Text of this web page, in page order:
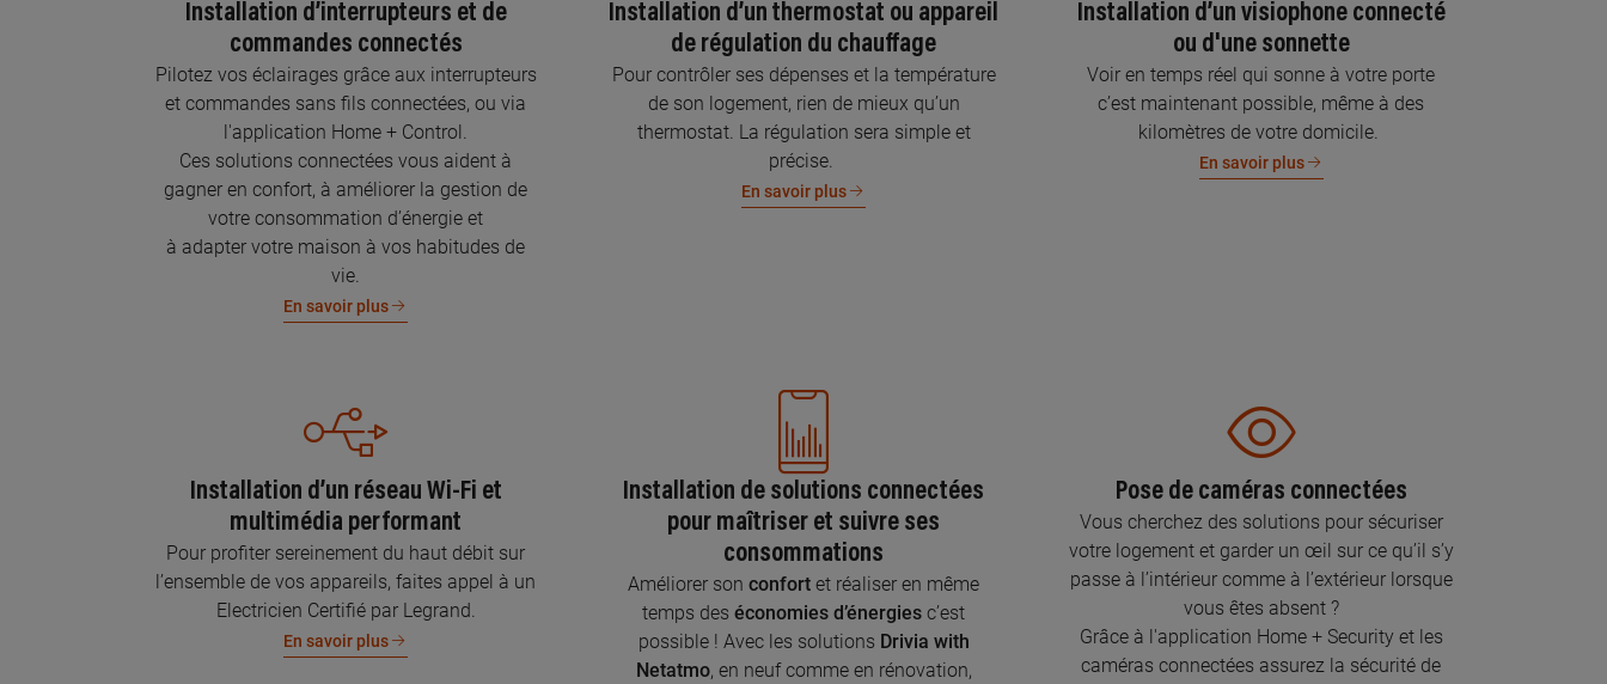
Installation d’interrupteurs et de
commandes connectés
Pilotez vos éclairages grâce aux interrupteurs
et commandes sans fils connectées, ou via
l'application Home + Control.
Ces solutions connectées vous aident à
gagner en confort, à améliorer la gestion de
votre consommation d’énergie et
à adapter votre maison à vos habitudes de
vie.
En savoir plus
Installation d’un thermostat ou appareil
de régulation du chauffage
Pour contrôler ses dépenses et la température
de son logement, rien de mieux qu’un
thermostat. La régulation sera simple et
précise.
En savoir plus
Installation d’un visiophone connecté
ou d'une sonnette
Voir en temps réel qui sonne à votre porte
c’est maintenant possible, même à des
kilomètres de votre domicile.
En savoir plus
Installation d’un réseau Wi-Fi et
multimédia performant
Pour profiter sereinement du haut débit sur
l’ensemble de vos appareils, faites appel à un
Electricien Certifié par Legrand.
En savoir plus
Installation de solutions connectées
pour maîtriser et suivre ses
consommations
Améliorer son confort et réaliser en même
temps des économies d’énergies c’est
possible ! Avec les solutions Drivia with
Netatmo, en neuf comme en rénovation,
Pose de caméras connectées
Vous cherchez des solutions pour sécuriser
votre logement et garder un œil sur ce qu’il s’y
passe à l’intérieur comme à l’extérieur lorsque
vous êtes absent ?
Grâce à l'application Home + Security et les
caméras connectées assurez la sécurité de